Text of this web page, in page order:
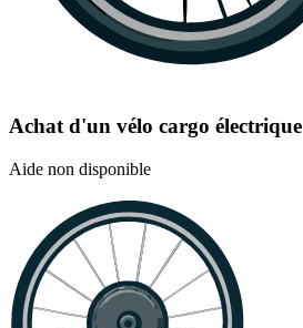
Achat d'un vélo cargo électrique
Aide non disponible